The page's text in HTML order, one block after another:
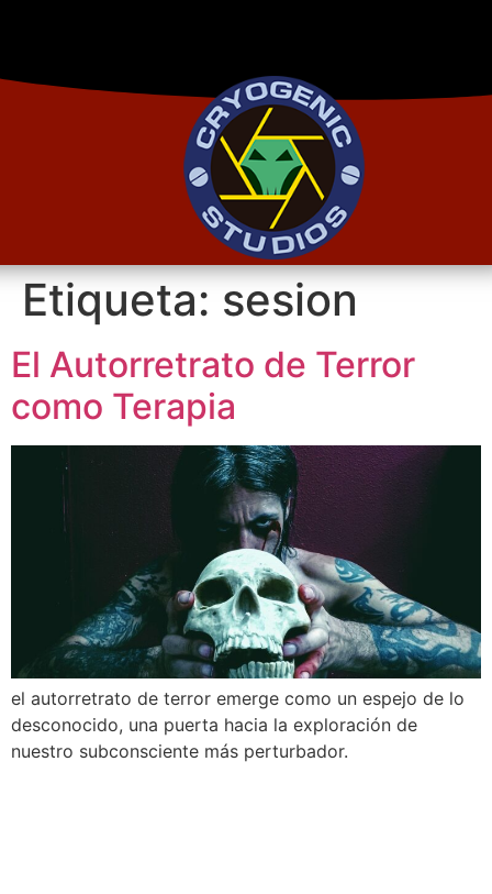
Etiqueta: sesion
El Autorretrato de Terror
como Terapia
el autorretrato de terror emerge como un espejo de lo
desconocido, una puerta hacia la exploración de
nuestro subconsciente más perturbador.